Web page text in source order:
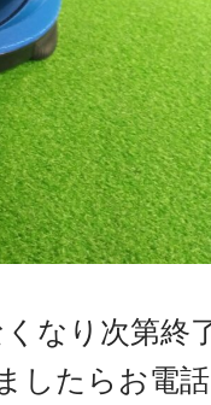
なり次第終
したらお電